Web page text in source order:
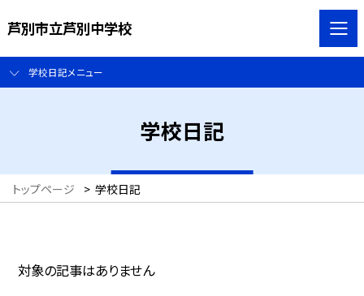
芦別市立芦別中学校
学校日記メニュー
学校日記
トップページ > 学校日記
対象の記事はありません